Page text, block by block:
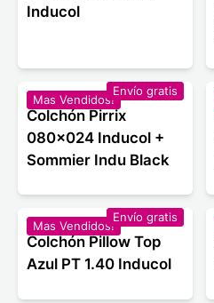
Inducol
Mas Vendidos!
Envío gratis
Colchón Pirrix
080x024 Inducol +
Sommier Indu Black
Mas Vendidos!
Envío gratis
Colchón Pillow Top
Azul PT 1.40 Inducol